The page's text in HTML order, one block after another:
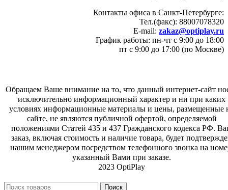
Контакты офиса в Санкт-Петербурге:
Тел.(факс): 88007078320
E-mail: zakaz@optiplay.ru
График работы: пн-чт с 9:00 до 18:00
пт с 9:00 до 17:00 (по Москве)
Обращаем Ваше внимание на то, что данный интернет-сайт
исключительно информационный характер и ни при каких
условиях информационные материалы и цены, размещенные
сайте, не являются публичной офертой, определяемой
положениями Статей 435 и 437 Гражданского кодекса РФ.
заказ, включая стоимость и наличие товара, будет
нашим менеджером посредством телефонного звонка на
указанный Вами при заказе.
2023 OptiPlay
Поиск